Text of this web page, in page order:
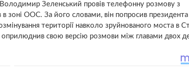
Зеленський провів телефонну розмову з
зоні ООС. За його словами, він попросив
території навколо зруйнованого моста в
оприлюднив свою версію розмови між главами двох